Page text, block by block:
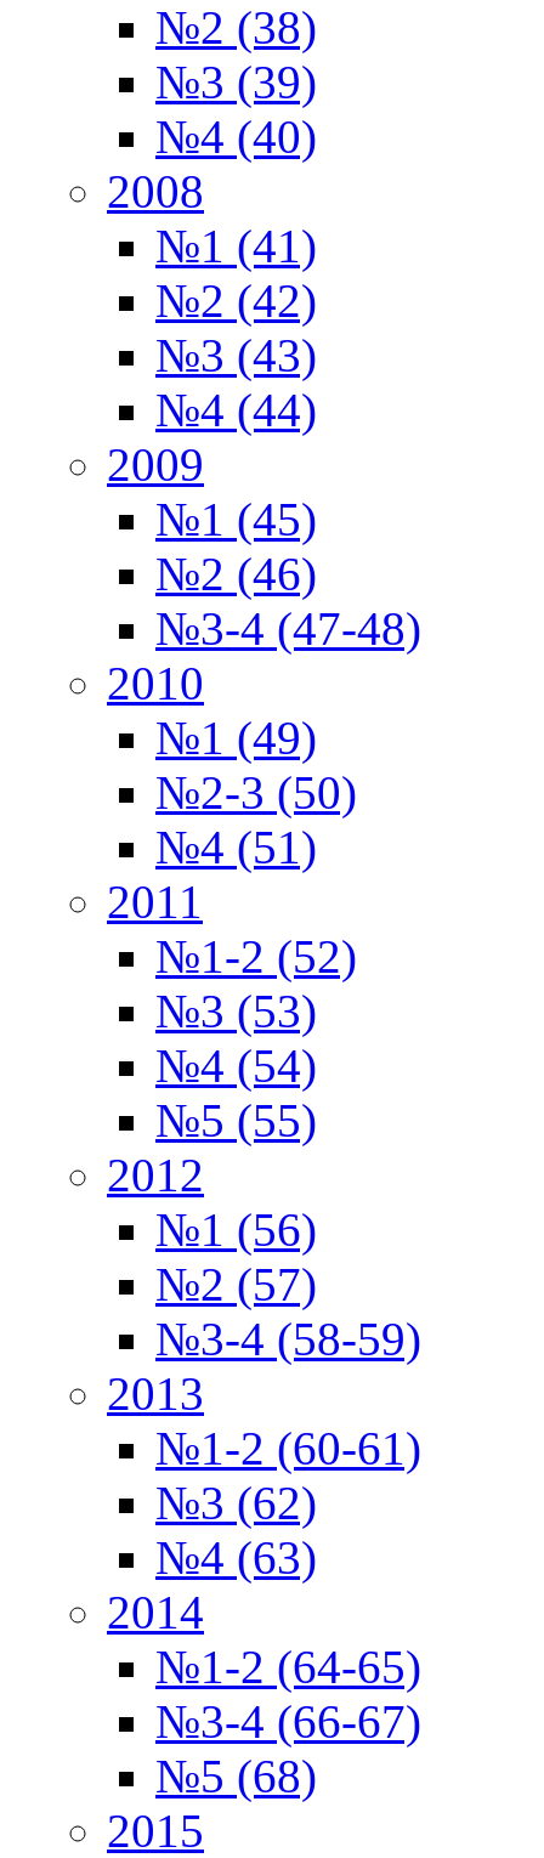
№2 (38)
№3 (39)
№4 (40)
2008
№1 (41)
№2 (42)
№3 (43)
№4 (44)
2009
№1 (45)
№2 (46)
№3-4 (47-48)
2010
№1 (49)
№2-3 (50)
№4 (51)
2011
№1-2 (52)
№3 (53)
№4 (54)
№5 (55)
2012
№1 (56)
№2 (57)
№3-4 (58-59)
2013
№1-2 (60-61)
№3 (62)
№4 (63)
2014
№1-2 (64-65)
№3-4 (66-67)
№5 (68)
2015